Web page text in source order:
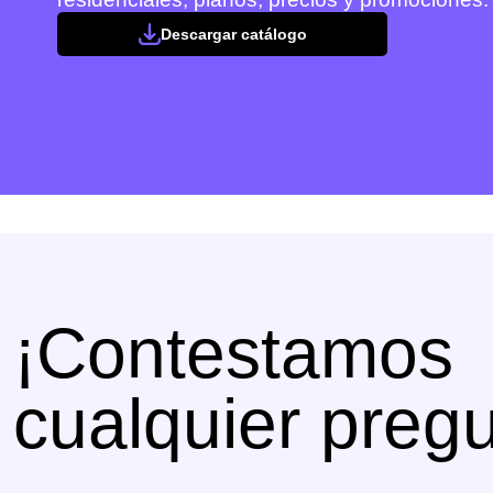
Descargar catálogo
¡Contestamos
cualquier